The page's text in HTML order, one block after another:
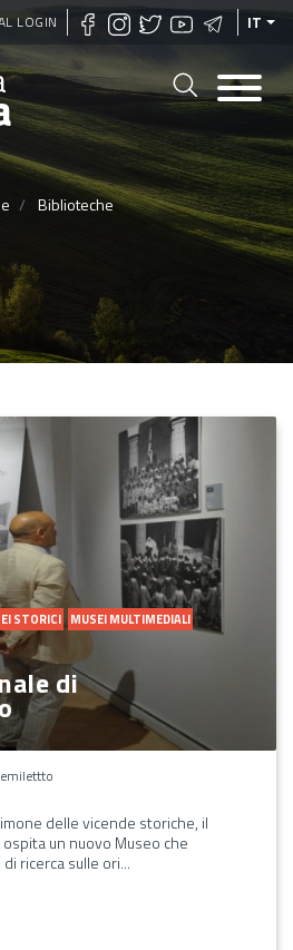
Salta
al
contenuto
principale
LOGIN IT
Biblioteche
STORICI MUSEI MULTIMEDIALI
di
delle vicende storiche, il
un nuovo Museo che
ricerca sulle ori...